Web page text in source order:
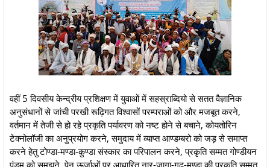
वहीं 5 दिवसीय केन्द्रीय प्रशिक्षण में युवाओं में सहस्राब्दियो से सतत वैज्ञानिक
अनुसंधानों से जांची परखी रूढ़िगत विश्वासों परम्पराओं को और मजबूत करने,
वर्तमान में तेजी से हो रहे प्रकृति पर्यावरण को नष्ट होने से बचाने, कोयतोरिन
टेक्नोलॉजी का अनुप्रयोग करने, समुदाय में व्याप्त आण्डम्बरो को जड़ से समाप्त
करने हेतु टोण्डा-मण्डा-कुण्डा संस्कार का परिपालन करने, प्रकृति सम्मत गोण्डीयन
पंडुम को समझने, पेन ऊर्जाओं पर आधारित नार-जागा-गढ़-मण्डा की प्रकृति सम्मत